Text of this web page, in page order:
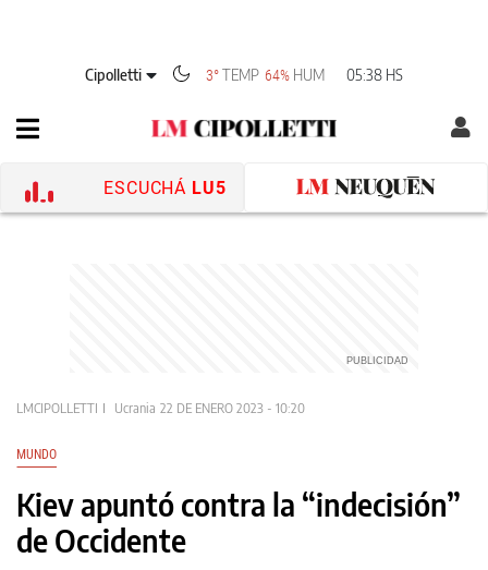
Cipolletti 3°TEMP 64% HUM 05:38 HS
ESCUCHÁ LU5
LMCIPOLLETTI Ucrania 22 DE ENERO 2023 - 10:20
MUNDO
Kiev apuntó contra la “indecisión”
de Occidente